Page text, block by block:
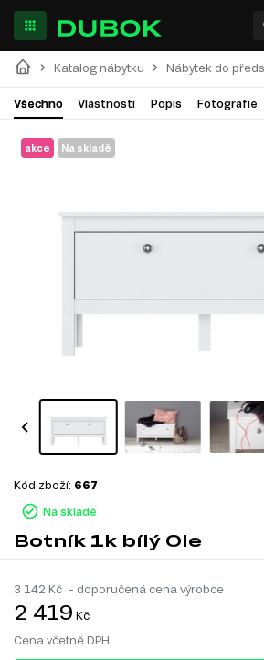
Katalog nábytku Nábytek do
Všechno Vlastnosti Popis Fotografie
akce Na skladě
Na skladě
Kód zboží: 667
Botník 1k bílý Ole
3 142 Kč – doporučená cena výrobce
2 419 Kč
Cena včetně DPH